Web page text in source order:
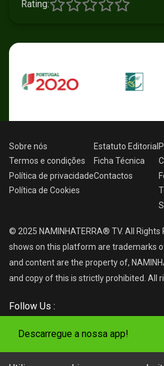
Rating:
Sobre nós
Termos e condições
Política de privacidade
Política de Cookies
Estatuto Editorial
Ficha Técnica
Contactos
© 2025 NAMINHATERRA® TV. All Rights
shows on this platform are trademarks
and content are the property of,
and copy of this is strictly prohibited. All
Follow Us :
Descarregue a nossa app!